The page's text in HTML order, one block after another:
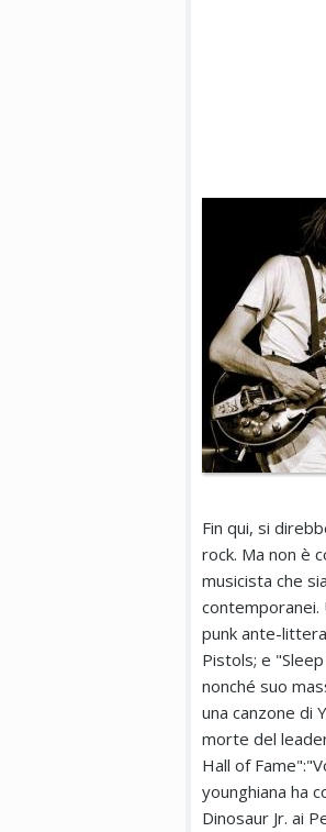
Fin qui, si
rock. Ma non è
musicista che
contemporanei.
punk ante-
Pistols; e
nonché suo
una canzone di
morte del
Hall of
younghiana ha
Dinosaur Jr. ai